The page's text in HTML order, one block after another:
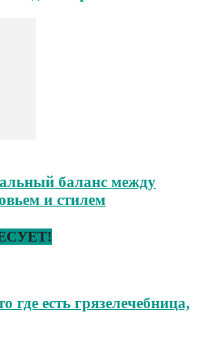
баланс между
и стилем
где есть грязелечебница,